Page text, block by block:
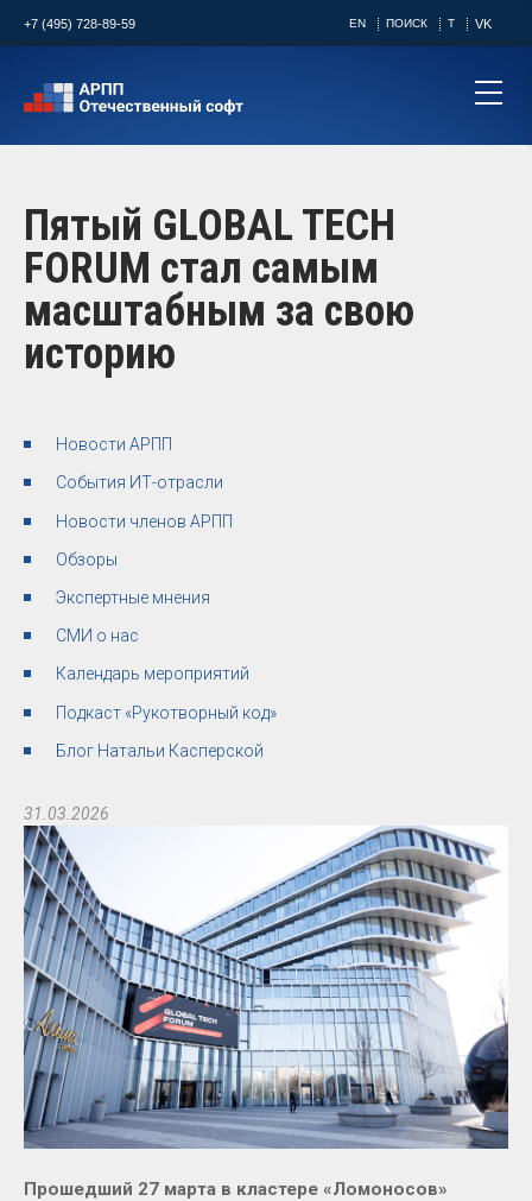
+7 (495) 728-89-59 EN ПОИСК T VK
Пятый GLOBAL TECH
FORUM стал самым
масштабным за свою
историю
Новости АРПП
События ИТ-отрасли
Новости членов АРПП
Обзоры
Экспертные мнения
СМИ о нас
Календарь мероприятий
Подкаст «Рукотворный код»
Блог Натальи Касперской
31.03.2026
Прошедший 27 марта в кластере «Ломоносов»